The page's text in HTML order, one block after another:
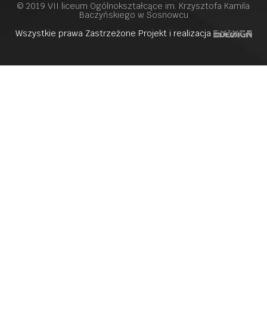
© 2019 VII liceum Ogólnokształcące im. Krzysztofa Kamila
Baczyńskiego w Sosnowcu
Wszystkie prawa Zastrzeżone Projekt i realizacja